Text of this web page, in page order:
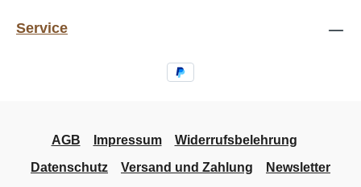
Service
AGB Impressum
Widerrufsbelehrung
Datenschutz
Versand und Zahlung Newsletter